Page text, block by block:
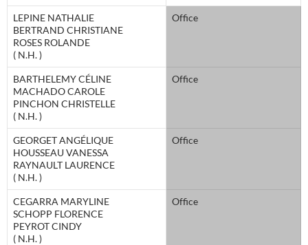
LEPINE NATHALIE
BERTRAND CHRISTIANE
ROSES ROLANDE
( N.H. )
Office
BARTHELEMY CÉLINE
MACHADO CAROLE
PINCHON CHRISTELLE
( N.H. )
Office
GEORGET ANGÉLIQUE
HOUSSEAU VANESSA
RAYNAULT LAURENCE
( N.H. )
Office
CEGARRA MARYLINE
SCHOPP FLORENCE
PEYROT CINDY
( N.H. )
Office